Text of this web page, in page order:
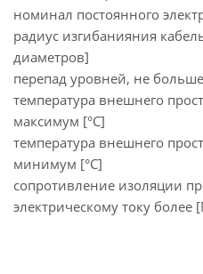
номинал постоянного
радиус изгибанияния
диаметров]
перепад уровней, не
температура внешнего
максимум [°C]
температура внешнего
минимум [°C]
сопротивление изоляции
электрическому току